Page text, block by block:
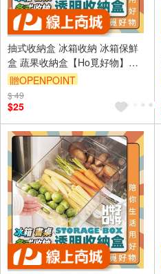
抽式收納盒 冰箱收納 冰箱保鮮
盒 蔬果收納盒【Ho覓好物】
【Ho好收】保鮮盒 冰箱收納盒
透明收納 壓克力收納盒
贈OPENPOINT
$ 49
$25